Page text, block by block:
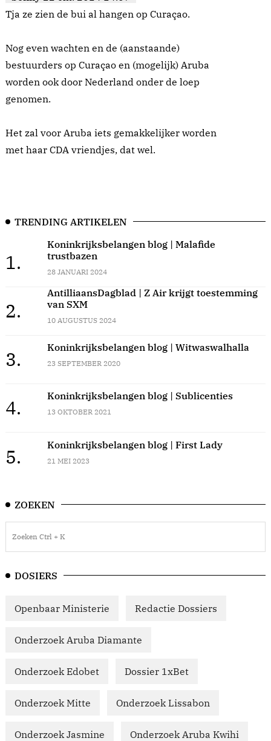
Tja ze zien de bui al hangen op Curaçao.
Nog even wachten en de (aanstaande)
bestuurders op Curaçao en (mogelijk) Aruba
worden ook door Nederland onder de loep
genomen.
Het zal voor Aruba iets gemakkelijker worden
met haar CDA vriendjes, dat wel.
TRENDING ARTIKELEN
1.
Koninkrijksbelangen blog | Malafide
trustbazen
28 JANUARI 2024
2.
AntilliaansDagblad | Z Air krijgt toestemming
van SXM
10 AUGUSTUS 2024
3.
Koninkrijksbelangen blog | Witwaswalhalla
23 SEPTEMBER 2020
4.
Koninkrijksbelangen blog | Sublicenties
13 OKTOBER 2021
5.
Koninkrijksbelangen blog | First Lady
21 MEI 2023
ZOEKEN
DOSIERS
Openbaar Ministerie Redactie Dossiers
Onderzoek Aruba Diamante
Onderzoek Edobet Dossier 1xBet
Onderzoek Mitte Onderzoek Lissabon
Onderzoek Jasmine Onderzoek Aruba Kwihi